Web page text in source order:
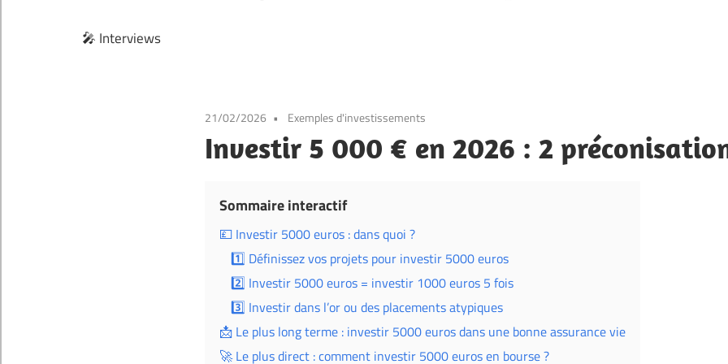
🎤 Interviews
21/02/2026 Exemples d'investissements
Investir 5 000 € en 2026 : 2
Sommaire interactif
💷 Investir 5000 euros : dans quoi ?
1️⃣ Définissez vos projets pour investir 5000 euros
2️⃣ Investir 5000 euros = investir 1000 euros 5 fois
3️⃣ Investir dans l’or ou des placements atypiques
📩 Le plus long terme : investir 5000 euros dans une bonne assurance vie
🚀 Le plus direct : comment investir 5000 euros en bourse ?